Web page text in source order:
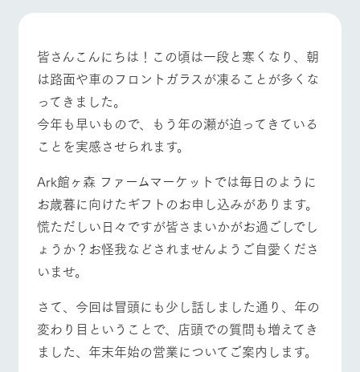
営業時
間・料金
セス
よくいた
だく質問
団体のお
状況などを毎日
情報やスケジュ
ビゲート
施設・体験情報
フラワー
ガーデン
自然環境の中、
季節の移り変わ
りを存分に味わ
う
動物とふ
れあう
て、学ぶ。館ヶ
森の雄大な自然
なかで動物とふ
れあう
アクティ
ビティ／
ツリーハウスや
各種体験教室な
ど、楽しみなが
ら学べる様々な
アクティビティ
牧場の生産品を
知り尽くした料
理人が腕を振
い、ビュッフェ
丹精込めて育て
た生産品をはじ
め、牧場産の逸
牧場マップのダ
ウンロード
生産品を見る
ArkFarm Wedding
お知らせ
ブログ
お問い合わせ・資料請求
生産品カタログ・資料DL
ネットショップ
イベント/フェア レストラン/BBQ フラワーガーデン
動物とふれあう アクティビティ/体験 ショップ/お買い物
皆さんこんにちは！この頃は一段と寒くなり、朝
は路面や車のフロントガラスが凍ることが多くな
ってきました。
今年も早いもので、もう年の瀬が迫ってきている
ことを実感させられます。
Ark館ヶ森 ファームマーケットでは毎日のように
お歳暮に向けたギフトのお申し込みがあります。
慌ただしい日々ですが皆さまいかがお過ごしでし
ょうか？お怪我などされませんようご自愛くださ
いませ。
さて、今回は冒頭にも少し話しました通り、年の
変わり目ということで、店頭での質問も増えてき
ました、年末年始の営業についてご案内します。